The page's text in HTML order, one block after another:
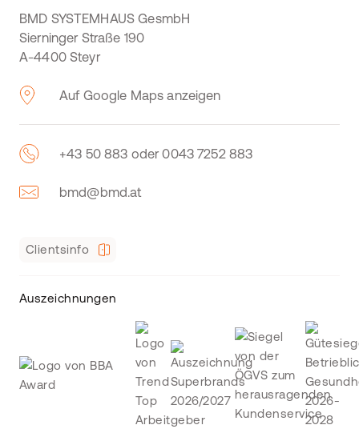
BMD SYSTEMHAUS GesmbH
Sierninger Straße 190
A-4400 Steyr
Auf Google Maps anzeigen
+43 50 883 oder 0043 7252 883
bmd@bmd.at
Clientsinfo
Auszeichnungen